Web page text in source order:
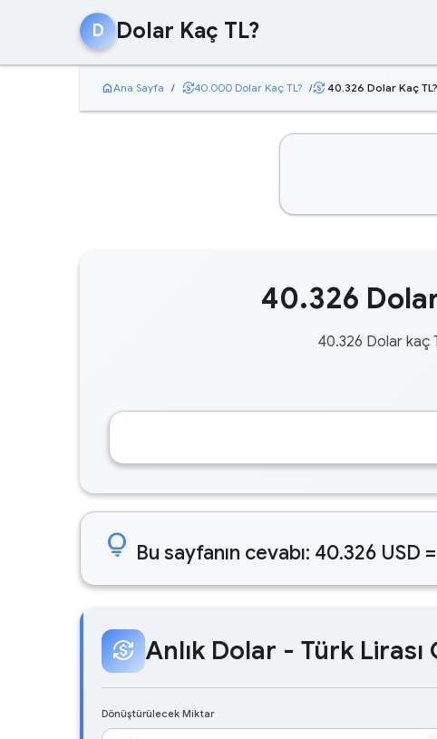
D Dolar Kaç TL?
homeAna Sayfa / currency_exchange40.000 Dolar Kaç TL? /currency_exchange 40.326 Dolar Kaç TL?
40.326
40.326 Dolar kaç
lightbulb Bu sayfanın cevabı: 40.326
currency_exchange Anlık Dolar - Türk Lirası
Dönüştürülecek Miktar